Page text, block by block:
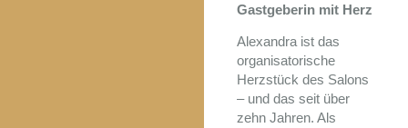
Gastgeberin mit Herz
Alexandra ist das
organisatorische
Herzstück des Salons
– und das seit über
zehn Jahren. Als